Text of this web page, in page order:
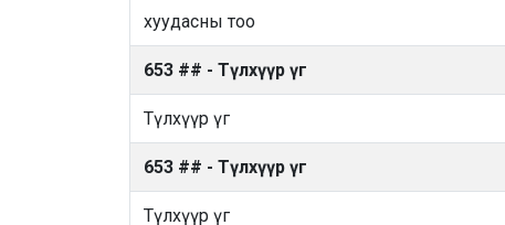
хуудасны тоо
653 ## - Түлхүүр үг
Түлхүүр үг
653 ## - Түлхүүр үг
Түлхүүр үг